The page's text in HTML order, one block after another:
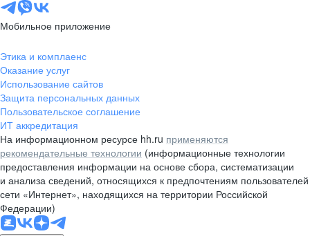
Мобильное приложение
Этика и комплаенс
Оказание услуг
Использование сайтов
Защита персональных данных
Пользовательское соглашение
ИТ аккредитация
На информационном ресурсе hh.ru применяются
рекомендательные технологии (информационные технологии
предоставления информации на основе сбора, систематизации
и анализа сведений, относящихся к предпочтениям пользователей
сети «Интернет», находящихся на территории Российской
Федерации)